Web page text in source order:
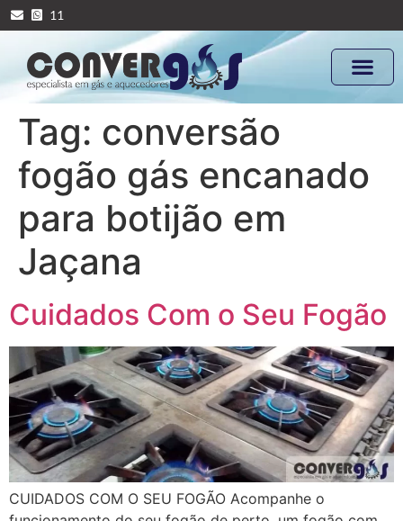
11
Tag: conversão
fogão gás encanado
para botijão em
Jaçana
Cuidados Com o Seu Fogão
CUIDADOS COM O SEU FOGÃO Acompanhe o